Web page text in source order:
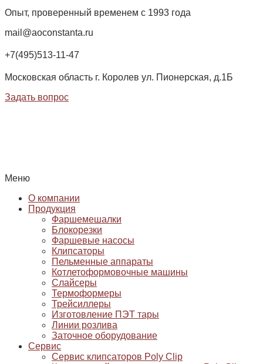
Опыт, проверенный временем с 1993 года
mail@aoconstanta.ru
+7(495)513-11-47
Московская область г. Королев ул. Пионерская, д.1Б
Задать вопрос
Меню
О компании
Продукция
Фаршемешалки
Блокорезки
Фаршевые насосы
Клипсаторы
Пельменные аппараты
Котлетоформовочные машины
Слайсеры
Термоформеры
Трейсиллеры
Изготовление ПЭТ тары
Линии розлива
Заточное оборудование
Сервис
Сервис клипсаторов Poly Clip